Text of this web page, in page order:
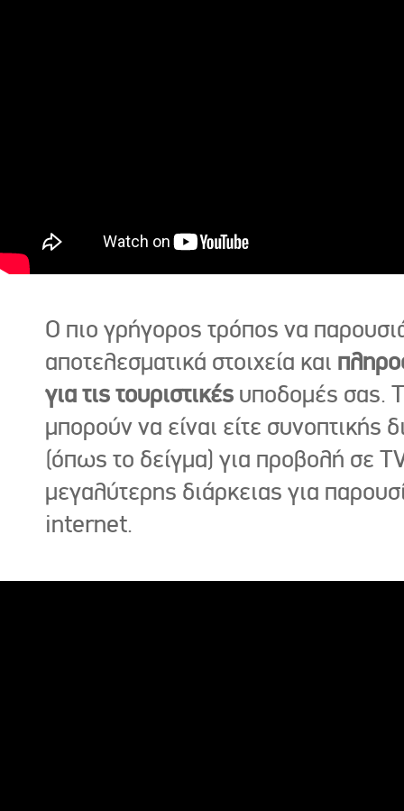
Ο πιο γρήγορος τρόπος να
αποτελεσματικά στοιχεία και
για τις τουριστικές υποδομές σας.
μπορούν να είναι είτε συνοπτικής
(όπως το δείγμα) για προβολή σε
μεγαλύτερης διάρκειας για
internet.